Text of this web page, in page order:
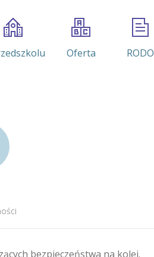
Oferta RODO
bezpieczeństwa na kolei.